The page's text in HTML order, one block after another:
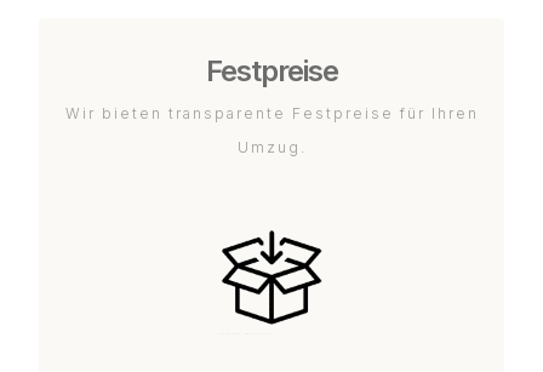
Festpreise
Wir bieten transparente Festpreise für Ihren
Umzug.